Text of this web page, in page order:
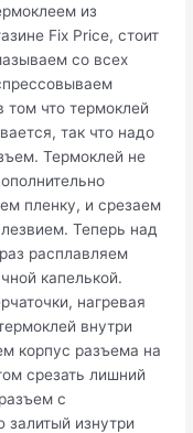
из
Fix Price, стоит
со всех
том что термоклей
так что надо
Термоклей не
пленку, и срезаем
Теперь над
расплавляем
капелькой.
нагревая
внутри
корпус разъема на
срезать лишний
с
изнутри